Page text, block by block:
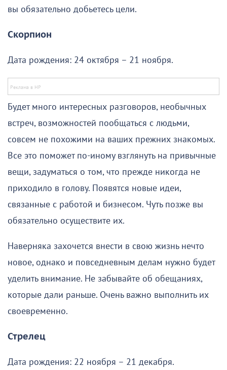
вы обязательно добьетесь цели.
Скорпион
Дата рождения: 24 октября – 21 ноября.
Будет много интересных разговоров, необычных
встреч, возможностей пообщаться с людьми,
совсем не похожими на ваших прежних знакомых.
Все это поможет по-иному взглянуть на привычные
вещи, задуматься о том, что прежде никогда не
приходило в голову. Появятся новые идеи,
связанные с работой и бизнесом. Чуть позже вы
обязательно осуществите их.
Наверняка захочется внести в свою жизнь нечто
новое, однако и повседневным делам нужно будет
уделить внимание. Не забывайте об обещаниях,
которые дали раньше. Очень важно выполнить их
своевременно.
Стрелец
Дата рождения: 22 ноября – 21 декабря.